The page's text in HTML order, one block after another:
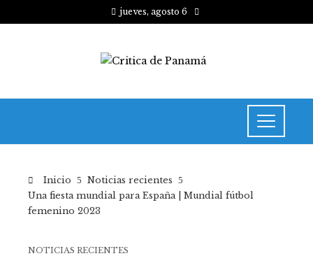
jueves, agosto 6
Inicio
Noticias recientes
Una fiesta mundial para España | Mundial fútbol
femenino 2023
NOTICIAS RECIENTES